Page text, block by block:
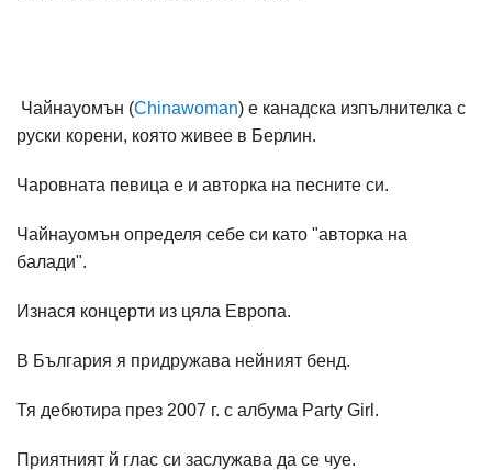
Чайнауомън (Chinawoman) е канадска изпълнителка с
руски корени, която живее в Берлин.
Чаровната певица е и авторка на песните си.
Чайнауомън определя себе си като "авторка на
балади".
Изнася концерти из цяла Европа.
В България я придружава нейният бенд.
Тя дебютира през 2007 г. с албума Party Girl.
Приятният й глас си заслужава да се чуе.